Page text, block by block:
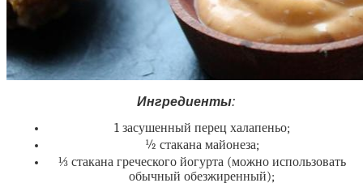
Ингредиенты:
1 засушенный перец халапеньо;
½ стакана майонеза;
⅓ стакана греческого йогурта (можно использовать
обычный обезжиренный);